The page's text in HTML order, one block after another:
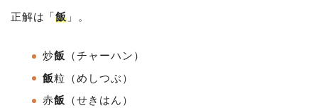
正解は「飯」。
炒飯
（チャーハン）
飯粒（めしつぶ）
赤飯
（せきはん）